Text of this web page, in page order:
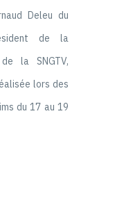
Deleu du
de la
la SNGTV,
lors des
du 17 au 19